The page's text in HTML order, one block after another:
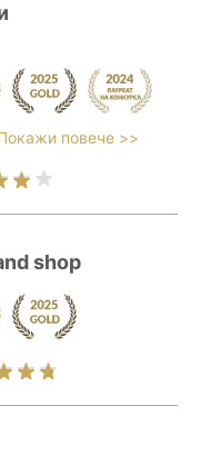
повече >>
shop